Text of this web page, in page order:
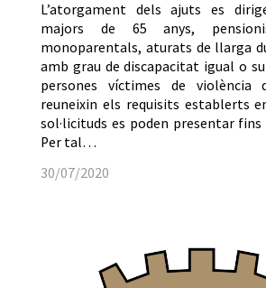
L’atorgament dels ajuts es
majors de 65 anys,
monoparentals, aturats de llarga
amb grau de discapacitat igual o
persones víctimes de violència
reuneixin els requisits establerts
sol·licituds es poden presentar fins
Per tal…
30/07/2020